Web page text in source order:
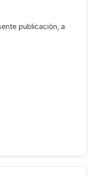
publicación, a